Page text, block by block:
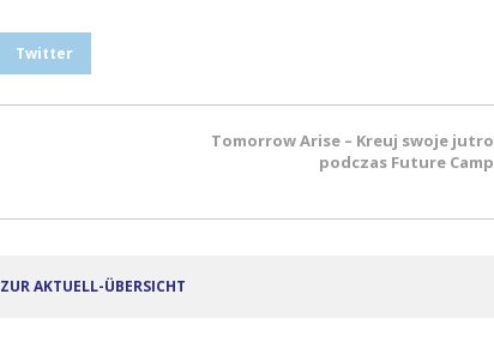
Twitter
Tomorrow Arise – Kreuj swoje jutro
podczas Future Camp
ZUR AKTUELL-ÜBERSICHT